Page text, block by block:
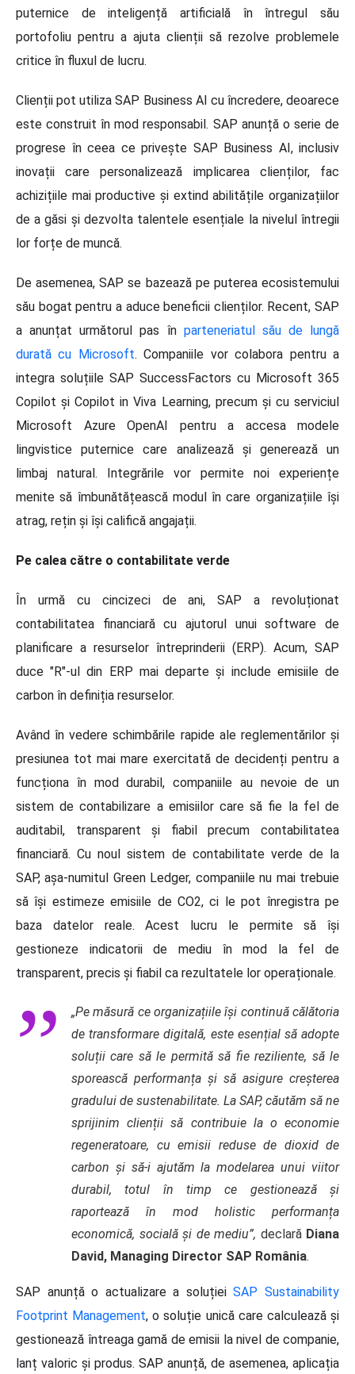
puternice de inteligență artificială în întregul său
portofoliu pentru a ajuta clienții să rezolve problemele
critice în fluxul de lucru.
Clienții pot utiliza SAP Business AI cu încredere, deoarece
este construit în mod responsabil. SAP anunță o serie de
progrese în ceea ce privește SAP Business AI, inclusiv
inovații care personalizează implicarea clienților, fac
achizițiile mai productive și extind abilitățile organizațiilor
de a găsi și dezvolta talentele esențiale la nivelul întregii
lor forțe de muncă.
De asemenea, SAP se bazează pe puterea ecosistemului
său bogat pentru a aduce beneficii clienților. Recent, SAP
a anunțat următorul pas în parteneriatul său de lungă
durată cu Microsoft. Companiile vor colabora pentru a
integra soluțiile SAP SuccessFactors cu Microsoft 365
Copilot și Copilot in Viva Learning, precum și cu serviciul
Microsoft Azure OpenAI pentru a accesa modele
lingvistice puternice care analizează și generează un
limbaj natural. Integrările vor permite noi experiențe
menite să îmbunătățească modul în care organizațiile își
atrag, rețin și își califică angajații.
Pe calea către o contabilitate verde
În urmă cu cincizeci de ani, SAP a revoluționat
contabilitatea financiară cu ajutorul unui software de
planificare a resurselor întreprinderii (ERP). Acum, SAP
duce "R"-ul din ERP mai departe și include emisiile de
carbon în definiția resurselor.
Având în vedere schimbările rapide ale reglementărilor și
presiunea tot mai mare exercitată de decidenți pentru a
funcționa în mod durabil, companiile au nevoie de un
sistem de contabilizare a emisiilor care să fie la fel de
auditabil, transparent și fiabil precum contabilitatea
financiară. Cu noul sistem de contabilitate verde de la
SAP, așa-numitul Green Ledger, companiile nu mai trebuie
să își estimeze emisiile de CO2, ci le pot înregistra pe
baza datelor reale. Acest lucru le permite să își
gestioneze indicatorii de mediu în mod la fel de
transparent, precis și fiabil ca rezultatele lor operaționale.
„Pe măsură ce organizațiile își continuă călătoria
de transformare digitală, este esențial să adopte
soluții care să le permită să fie reziliente, să le
sporească performanța și să asigure creșterea
gradului de sustenabilitate. La SAP, căutăm să ne
sprijinim clienții să contribuie la o economie
regeneratoare, cu emisii reduse de dioxid de
carbon și să-i ajutăm la modelarea unui viitor
durabil, totul în timp ce gestionează și
raportează în mod holistic performanța
economică, socială și de mediu”, declară Diana
David, Managing Director SAP România.
SAP anunță o actualizare a soluțieiSAP Sustainability
Footprint Management, o soluție unică care calculează și
gestionează întreaga gamă de emisii la nivel de companie,
lanț valoric și produs. SAP anunță, de asemenea, aplicația